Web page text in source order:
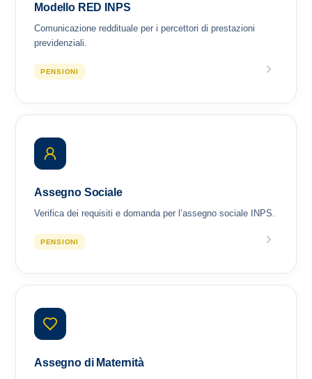
Modello RED INPS
Comunicazione reddituale per i percettori di prestazioni
previdenziali.
PENSIONI
Assegno Sociale
Verifica dei requisiti e domanda per l’assegno sociale INPS.
PENSIONI
Assegno di Maternità